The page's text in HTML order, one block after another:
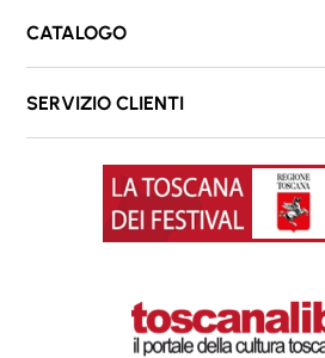
CATALOGO
SERVIZIO CLIENTI